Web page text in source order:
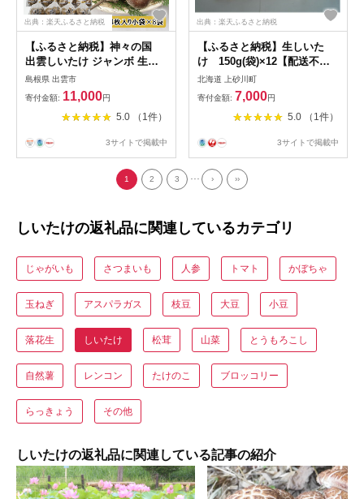
出典：楽天ふるさと納税
【ふるさと納税】神々の国
出雲しいたけ ジャンボ 生し
いたけ 詰合せ 肉厚 美味しい
島根県 出雲市産 菌床 美味し
まね認証ゴールド ステーキ
島根県 出雲市
寄付金額: 11,000円
5.0 （1件）
3サイトで掲載中
出典：楽天ふるさと納税
【ふるさと納税】生しいた
け 150g(袋)×12【配送不可
地域：離島】【1273913】
北海道 上砂川町
寄付金額: 7,000円
5.0 （1件）
3サイトで掲載中
1 2 3 ... › ››
しいたけの返礼品に関連しているカテゴリ
じゃがいも さつまいも 人参 トマト かぼちゃ
玉ねぎ アスパラガス 枝豆 大豆 小豆
落花生 しいたけ 松茸 山菜 とうもろこし
自然薯 レンコン たけのこ ブロッコリー
らっきょう その他
しいたけの返礼品に関連している記事の紹介